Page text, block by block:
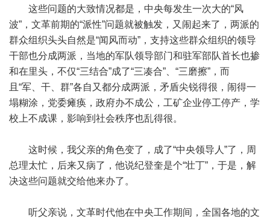
这些问题的大致情况都是，中央每发生一次大的“风
波”，文革前期的“派性”问题就被触发，又闹起来了，两派的
群众组织头头自然是“闻风而动”，支持这些群众组织的领导
干部也分成两派，当地的军队领导部门和驻军部队首长也掺
和在里头，不仅“三结合”成了“三凑合”、“三磨擦”，而
且“军、干、群”各自又都分成两派，矛盾尖锐得很，闹得一
塌糊涂，党委瘫痪，政府办不成公，工矿企业停工停产，学
校上不成课，影响到社会秩序也乱得很。
这时候，我父亲的角色变了，成了“中央领导人”了，周
总理太忙，后来又病了，他说纪登奎是个“壮丁”，于是，解
决这些问题就交给他来办了。
听父亲说，文革时代他在中央工作期间，全国各地的文